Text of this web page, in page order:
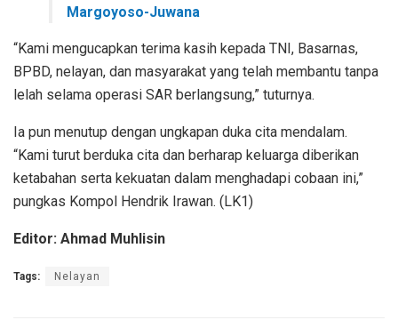
Margoyoso-Juwana
“Kami mengucapkan terima kasih kepada TNI, Basarnas,
BPBD, nelayan, dan masyarakat yang telah membantu tanpa
lelah selama operasi SAR berlangsung,” tuturnya.
Ia pun menutup dengan ungkapan duka cita mendalam.
“Kami turut berduka cita dan berharap keluarga diberikan
ketabahan serta kekuatan dalam menghadapi cobaan ini,”
pungkas Kompol Hendrik Irawan. (LK1)
Editor: Ahmad Muhlisin
Tags: Nelayan